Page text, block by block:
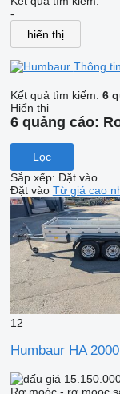
-
hiển thị
Thông
Kết quả tìm kiếm: 6
Hiển thị
6 quảng cáo:
Lọc
Sắp xếp: Đặt vào
Đặt vào Từ giá cao
12
Humbaur HA 2000